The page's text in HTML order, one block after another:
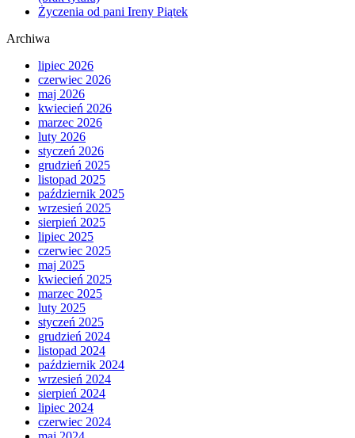
Życzenia od pani Ireny Piątek
Archiwa
lipiec 2026
czerwiec 2026
maj 2026
kwiecień 2026
marzec 2026
luty 2026
styczeń 2026
grudzień 2025
listopad 2025
październik 2025
wrzesień 2025
sierpień 2025
lipiec 2025
czerwiec 2025
maj 2025
kwiecień 2025
marzec 2025
luty 2025
styczeń 2025
grudzień 2024
listopad 2024
październik 2024
wrzesień 2024
sierpień 2024
lipiec 2024
czerwiec 2024